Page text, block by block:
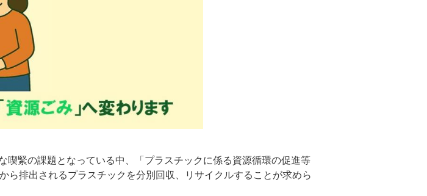
緊の課題となっている中、「プラスチックに係る資源循環の促進等
ら排出されるプラスチックを分別回収、リサイクルすることが求めら